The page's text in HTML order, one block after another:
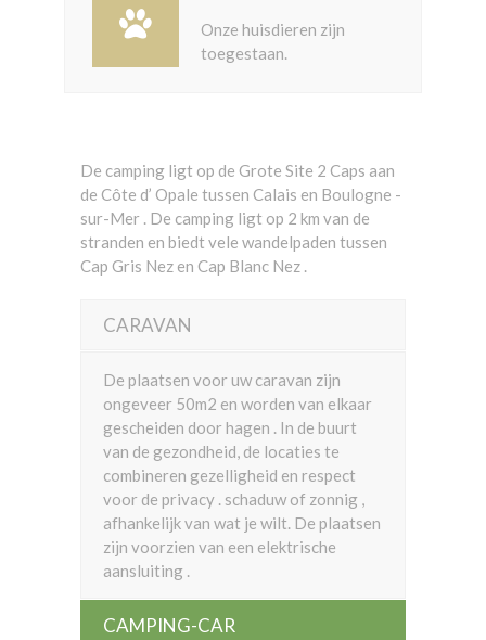
Onze huisdieren zijn
toegestaan.
De camping ligt op de Grote Site 2 Caps aan
de Côte d’ Opale tussen Calais en Boulogne -
sur-Mer . De camping ligt op 2 km van de
stranden en biedt vele wandelpaden tussen
Cap Gris Nez en Cap Blanc Nez .
CARAVAN
De plaatsen voor uw caravan zijn
ongeveer 50m2 en worden van elkaar
gescheiden door hagen . In de buurt
van de gezondheid, de locaties te
combineren gezelligheid en respect
voor de privacy . schaduw of zonnig ,
afhankelijk van wat je wilt. De plaatsen
zijn voorzien van een elektrische
aansluiting .
CAMPING-CAR